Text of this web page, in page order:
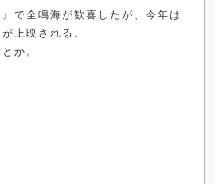
で全鳴海が歓喜したが、今年は
上映される。
か。